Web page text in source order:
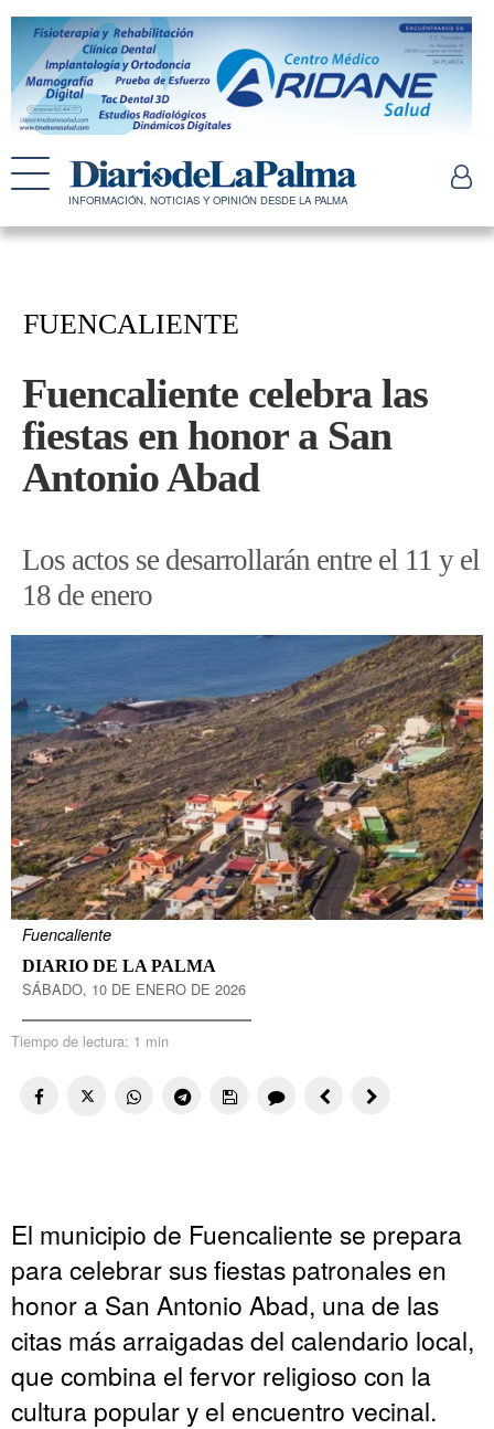
INFORMACIÓN, NOTICIAS Y OPINIÓN DESDE LA PALMA
FUENCALIENTE
Fuencaliente celebra las
fiestas en honor a San
Antonio Abad
Los actos se desarrollarán entre el 11 y el
18 de enero
Fuencaliente
DIARIO DE LA PALMA
SÁBADO, 10 DE ENERO DE 2026
Tiempo de lectura: 1 min
El municipio de Fuencaliente se prepara
para celebrar sus fiestas patronales en
honor a San Antonio Abad, una de las
citas más arraigadas del calendario local,
que combina el fervor religioso con la
cultura popular y el encuentro vecinal.